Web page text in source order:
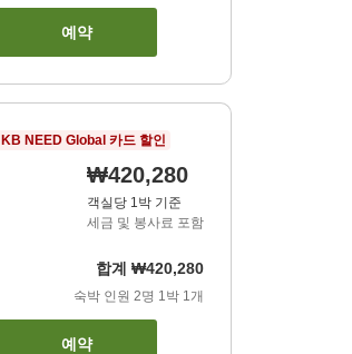
예약
KB NEED Global 카드 할인
₩420,280
객실당 1박 기준
세금 및 봉사료 포함
합계 ₩420,280
숙박 인원 2명 1박 1개
예약